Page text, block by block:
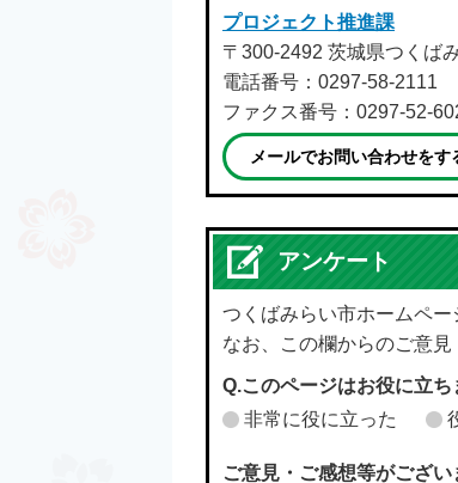
プロジェクト推進課
〒300-2492 茨城県つくば
電話番号：0297-58-2111
ファクス番号：0297-52-
メールでお問い合わせをす
アンケート
つくばみらい市ホームペ
なお、この欄からのご意見
Q.このページはお役に立ち
非常に役に立った
ご意見・ご感想等がござい